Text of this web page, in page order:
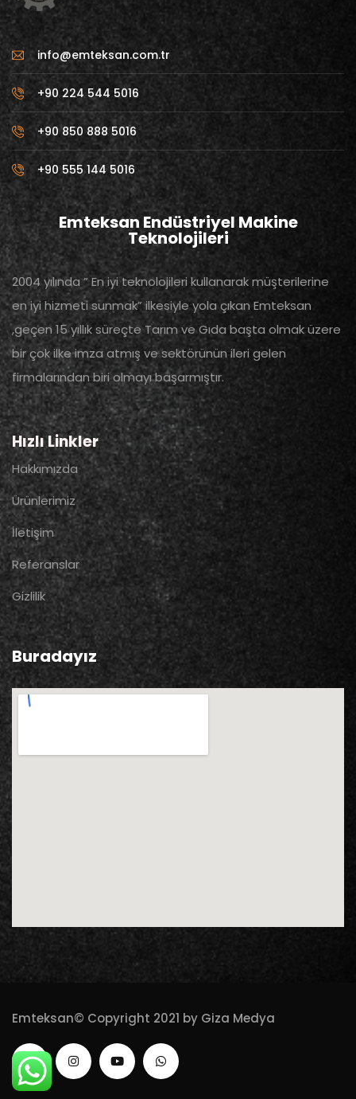
info@emteksan.com.tr
+90 224 544 5016
+90 850 888 5016
+90 555 144 5016
Emteksan Endüstriyel Makine
Teknolojileri
2004 yılında ” En iyi teknolojileri kullanarak müşterilerine
en iyi hizmeti sunmak” ilkesiyle yola çıkan Emteksan
,geçen 15 yıllık süreçte Tarım ve Gıda başta olmak üzere
bir çok ilke imza atmış ve sektörünün ileri gelen
firmalarından biri olmayı başarmıştır.
Hızlı Linkler
Hakkımızda
Ürünlerimiz
İletişim
Referanslar
Gizlilik
Buradayız
Emteksan© Copyright 2021 by Giza Medya